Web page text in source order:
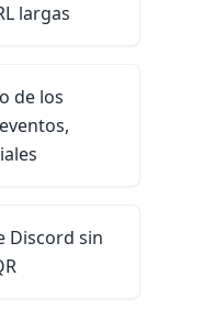
largas
de los
Discord sin